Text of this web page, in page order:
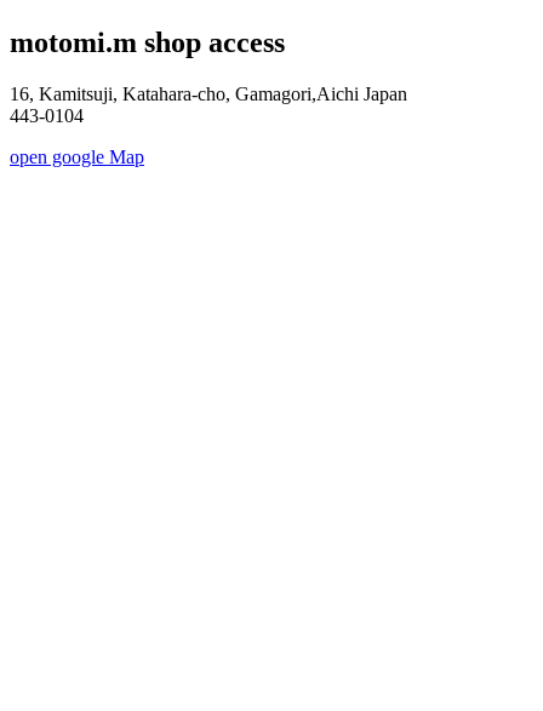
motomi.m shop access
16, Kamitsuji, Katahara-cho, Gamagori,Aichi Japan
443-0104
open google Map